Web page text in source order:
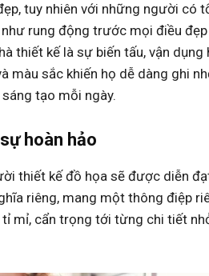
tuy nhiên với những người có
rung động trước mọi điều
thiết kế là sự biến tấu, vận
màu sắc khiến họ dễ dàng ghi
tạo mỗi ngày.
hoàn hảo
thiết kế đồ họa sẽ được diễn
riêng, mang một thông điệp
mỉ, cẩn trọng tới từng chi tiết